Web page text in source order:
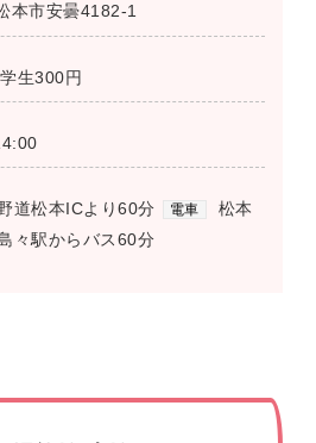
本市安曇4182-1
生300円
道松本ICより60分 電車
松本
々駅からバス60分